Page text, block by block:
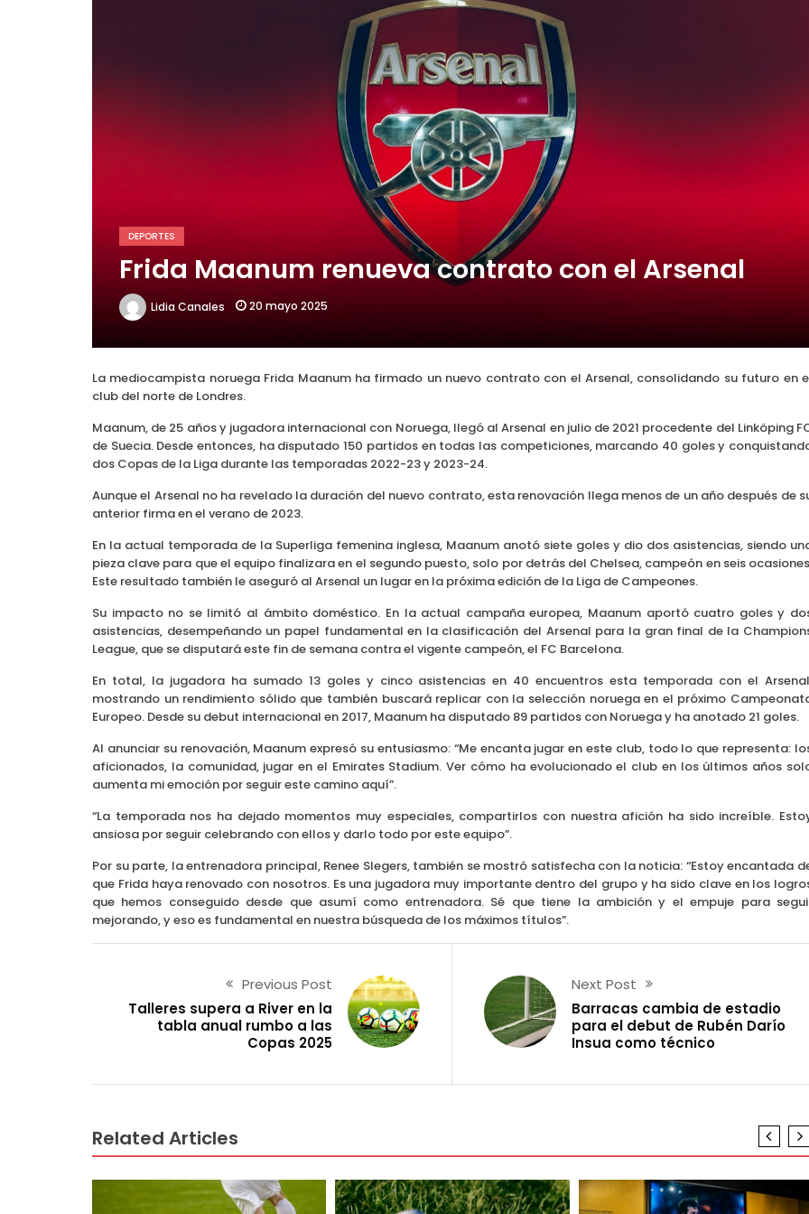
Choque de titanes en la Libertadores: Botafogo recibe al Barcelona SC
DEPORTES
Frida Maanum renueva contrato con el Arsenal
Lidia Canales 20 mayo 2025
La mediocampista noruega Frida Maanum ha firmado un nuevo contrato con el Arsenal, consolidando su futuro en
club del norte de Londres.
Maanum, de 25 años y jugadora internacional con Noruega, llegó al Arsenal en julio de 2021 procedente del Linköping
de Suecia. Desde entonces, ha disputado 150 partidos en todas las competiciones, marcando 40 goles y
dos Copas de la Liga durante las temporadas 2022-23 y 2023-24.
Aunque el Arsenal no ha revelado la duración del nuevo contrato, esta renovación llega menos de un año después de
anterior firma en el verano de 2023.
En la actual temporada de la Superliga femenina inglesa, Maanum anotó siete goles y dio dos asistencias, siendo
pieza clave para que el equipo finalizara en el segundo puesto, solo por detrás del Chelsea, campeón en seis
Este resultado también le aseguró al Arsenal un lugar en la próxima edición de la Liga de Campeones.
Su impacto no se limitó al ámbito doméstico. En la actual campaña europea, Maanum aportó cuatro goles y
asistencias, desempeñando un papel fundamental en la clasificación del Arsenal para la gran final de la
League, que se disputará este fin de semana contra el vigente campeón, el FC Barcelona.
En total, la jugadora ha sumado 13 goles y cinco asistencias en 40 encuentros esta temporada con el
mostrando un rendimiento sólido que también buscará replicar con la selección noruega en el próximo
Europeo. Desde su debut internacional en 2017, Maanum ha disputado 89 partidos con Noruega y ha anotado 21 goles.
Al anunciar su renovación, Maanum expresó su entusiasmo: “Me encanta jugar en este club, todo lo que representa:
aficionados, la comunidad, jugar en el Emirates Stadium. Ver cómo ha evolucionado el club en los últimos años
aumenta mi emoción por seguir este camino aquí”.
“La temporada nos ha dejado momentos muy especiales, compartirlos con nuestra afición ha sido increíble.
ansiosa por seguir celebrando con ellos y darlo todo por este equipo”.
Por su parte, la entrenadora principal, Renee Slegers, también se mostró satisfecha con la noticia: “Estoy encantada
que Frida haya renovado con nosotros. Es una jugadora muy importante dentro del grupo y ha sido clave en los
que hemos conseguido desde que asumí como entrenadora. Sé que tiene la ambición y el empuje para
mejorando, y eso es fundamental en nuestra búsqueda de los máximos títulos”.
Previous Post
Talleres supera a River en la
tabla anual rumbo a las
Copas 2025
Next Post
Barracas cambia de estadio
para el debut de Rubén Darío
Insua como técnico
Related Articles